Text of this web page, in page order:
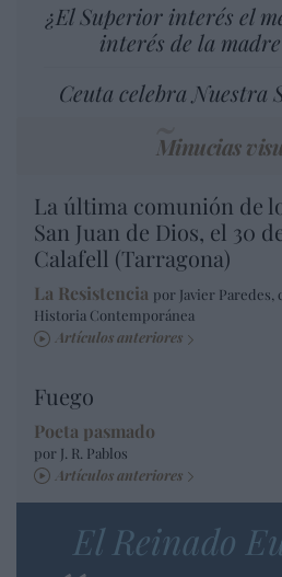
¿El Superior interés el
interés de la
Ceuta celebra Nuestra
Minucias
La última comunión de
San Juan de Dios, el 30
Calafell (Tarragona)
La Resistencia por Javier
Historia Contemporánea
Artículos anteriores
Fuego
Poeta pasmado
por J. R. Pablos
Artículos anteriores
El Reinado